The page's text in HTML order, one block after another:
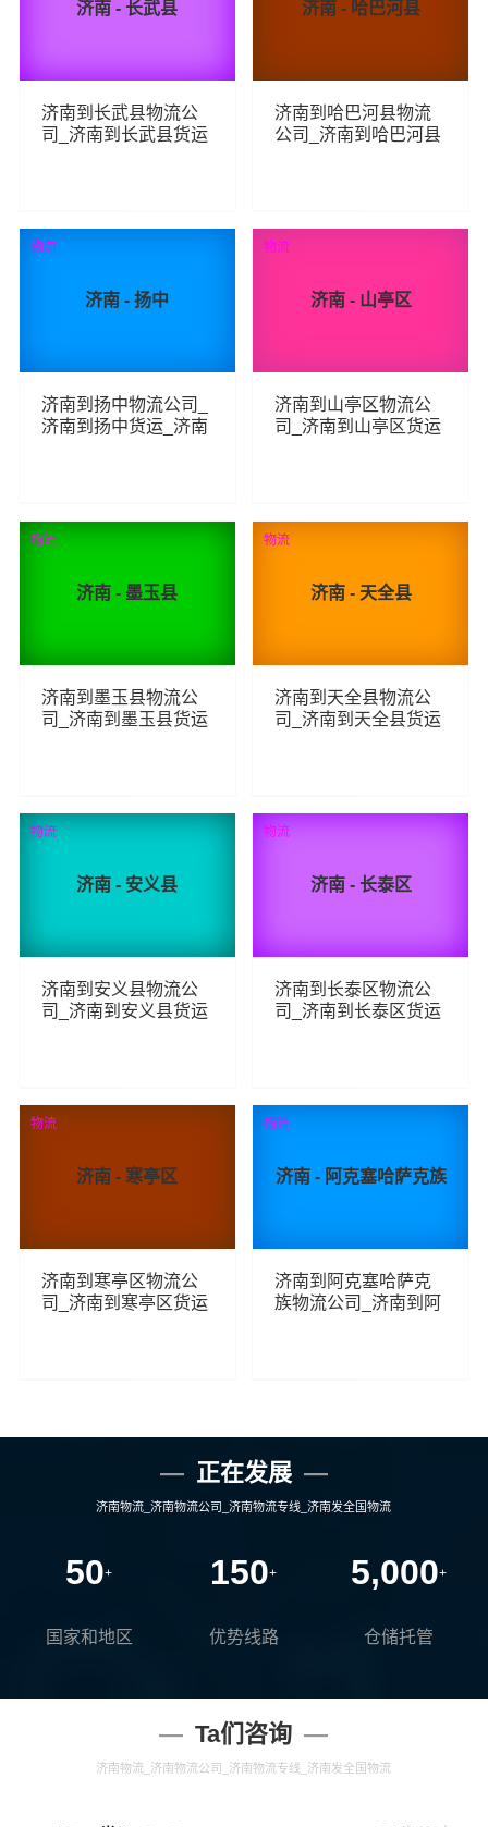
济南 - 长武县
济南到长武县物流公
司_济南到长武县货运
114 查看详细
济南 - 哈巴河县
济南到哈巴河县物流
公司_济南到哈巴河县
120 查看详细
济南 - 扬中
济南到扬中物流公司_
济南到扬中货运_济南
86 查看详细
物流
济南 - 山亭区
济南到山亭区物流公
司_济南到山亭区货运
99 查看详细
物流
济南 - 墨玉县
济南到墨玉县物流公
司_济南到墨玉县货运
103 查看详细
物流
济南 - 天全县
济南到天全县物流公
司_济南到天全县货运
94 查看详细
物流
济南 - 安义县
济南到安义县物流公
司_济南到安义县货运
97 查看详细
物流
济南 - 长泰区
济南到长泰区物流公
司_济南到长泰区货运
80 查看详细
物流
济南 - 寒亭区
济南到寒亭区物流公
司_济南到寒亭区货运
物流
济南 - 阿克塞哈萨克族
济南到阿克塞哈萨克
族物流公司_济南到阿
物流
正在发展
济南物流_济南物流公司_济南物流专线_济南发全国物流
50+
国家和地区
150+
优势线路
5,000+
仓储托管
Ta们咨询
济南物流_济南物流公司_济南物流专线_济南发全国物流